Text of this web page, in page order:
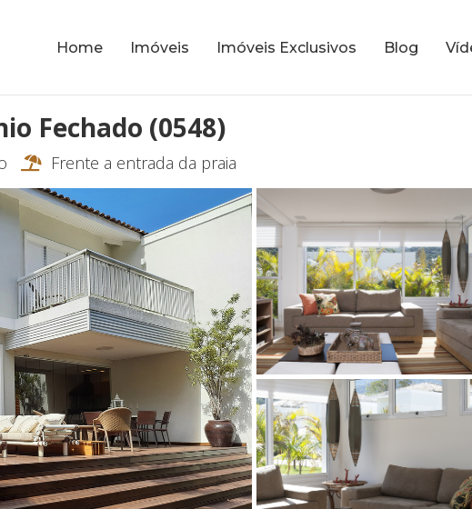
Home Imóveis Imóveis Exclusivos Blog
Fechado (0548)
Frente a entrada da praia